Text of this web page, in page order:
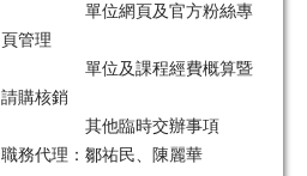
單位網頁及官方粉絲專
頁管理
單位及課程經費概算暨
請購核銷
其他臨時交辦事項
職務代理：鄒祐民、陳麗華